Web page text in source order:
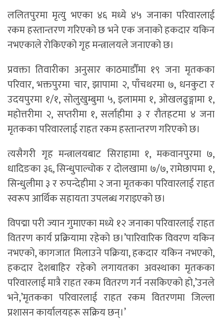
ललितपुरमा मृत्यु भएका ४६ मध्ये ४५ जनाका परिवारलाई
रकम हस्तान्तरण गरिएको छ भने एक जनाको हकदार यकिन
नभएकाले रोकिएको गृह मन्त्रालयले जनाएको छ।
प्रवक्ता तिवारीका अनुसार काठमाडौँमा १९ जना मृतकका
परिवार, भक्तपुरमा चार, झापामा २, पाँचथरमा ७, धनकुटा र
उदयपुरमा १/१, सोलुखुम्बुमा ५, इलाममा १, ओखलढुङ्गामा १,
महोत्तरीमा २, सप्तरीमा १, सर्लाहीमा ३ र रौतहटमा ४ जना
मृतकका परिवारलाई राहत रकम हस्तान्तरण गरिएको छ।
त्यसैगरी गृह मन्त्रालयबाट सिराहामा १, मकवानपुरमा ७,
धादिङका ३६, सिन्धुपाल्चोक र दोलखामा ७/७, रामेछापमा १,
सिन्धुलीमा ३ र रुपन्देहीमा २ जना मृतकका परिवारलाई राहत
स्वरूप आर्थिक सहायता उपलब्ध गराइएको छ।
विपद्मा परी ज्यान गुमाएका मध्ये १२ जनाका परिवारलाई राहत
वितरण कार्य प्रक्रियामा रहेको छ।’पारिवारिक विवरण यकिन
नभएको, कागजात मिलाउने पक्रिया, हकदार यकिन नभएको,
हकदार देशबाहिर रहेको लगायतका अवस्थाका मृतकका
परिवारलाई मात्रै राहत रकम वितरण गर्न नसकिएको हो,’उनले
भने,’मृतकका परिवारलाई राहत रकम वितरणमा जिल्ला
प्रशासन कार्यालयहरू सक्रिय छन्।’